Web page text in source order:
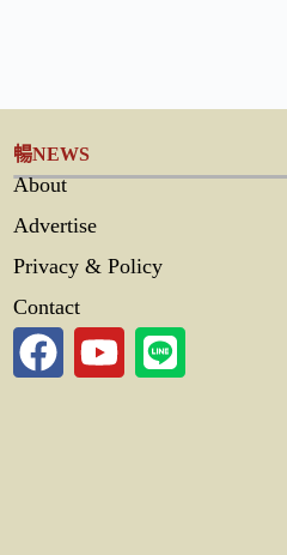
暢NEWS
About
Advertise
Privacy & Policy
Contact